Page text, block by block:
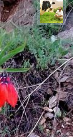
تقی قاسمی